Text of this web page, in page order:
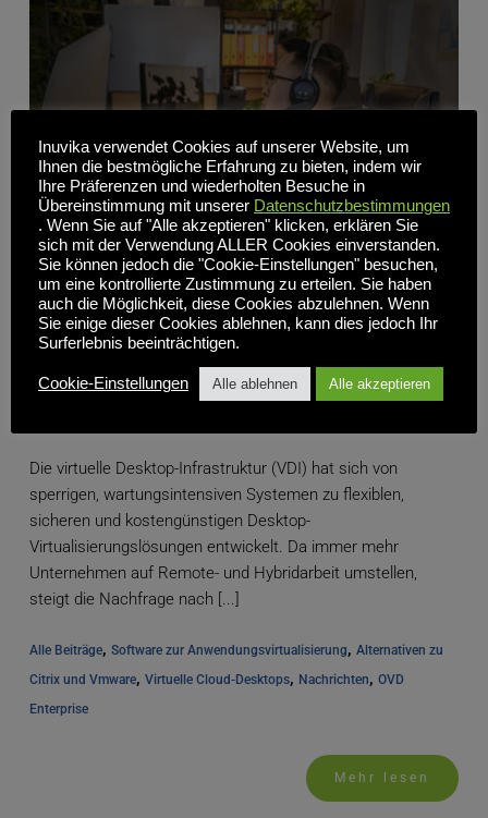
VDI-Desktop-Virtualisierung: Wie sie sich entwickelt
ist
Die virtuelle Desktop-Infrastruktur (VDI) hat sich von
sperrigen, wartungsintensiven Systemen zu flexiblen,
sicheren und kostengünstigen Desktop-
Virtualisierungslösungen entwickelt. Da immer mehr
Unternehmen auf Remote- und Hybridarbeit umstellen,
steigt die Nachfrage nach [...]
Alle Beiträge, Software zur Anwendungsvirtualisierung, Alternativen zu
Citrix und Vmware, Virtuelle Cloud-Desktops, Nachrichten, OVD
Enterprise
Mehr lesen
Inuvika verwendet Cookies auf unserer Website, um
Ihnen die bestmögliche Erfahrung zu bieten, indem wir
Ihre Präferenzen und wiederholten Besuche in
Übereinstimmung mit unserer Datenschutzbestimmungen
. Wenn Sie auf "Alle akzeptieren" klicken, erklären Sie
sich mit der Verwendung ALLER Cookies einverstanden.
Sie können jedoch die "Cookie-Einstellungen" besuchen,
um eine kontrollierte Zustimmung zu erteilen. Sie haben
auch die Möglichkeit, diese Cookies abzulehnen. Wenn
Sie einige dieser Cookies ablehnen, kann dies jedoch Ihr
Surferlebnis beeinträchtigen.
Cookie-Einstellungen Alle ablehnen Alle akzeptieren